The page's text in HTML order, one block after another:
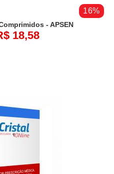
16%
- APSEN
18,58